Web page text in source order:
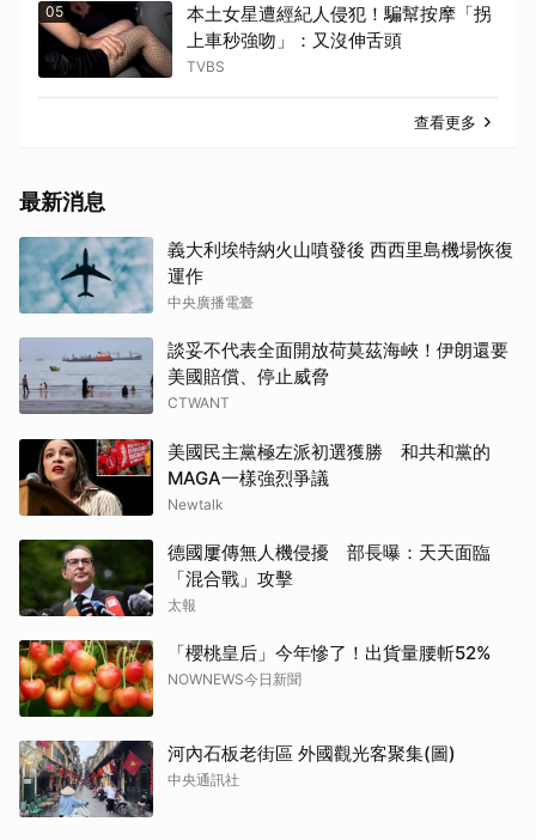
05
本土女星遭經紀人侵犯！騙幫按摩「拐
上車秒強吻」：又沒伸舌頭
TVBS
查看更多
最新消息
義大利埃特納火山噴發後 西西里島機場恢復
運作
中央廣播電臺
談妥不代表全面開放荷莫茲海峽！伊朗還要
美國賠償、停止威脅
CTWANT
美國民主黨極左派初選獲勝 和共和黨的
MAGA一樣強烈爭議
Newtalk
德國屢傳無人機侵擾 部長曝：天天面臨
「混合戰」攻擊
太報
「櫻桃皇后」今年慘了！出貨量腰斬52%
NOWNEWS今日新聞
河內石板老街區 外國觀光客聚集(圖)
中央通訊社